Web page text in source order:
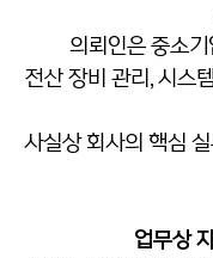
의뢰인은 중소
전산 장비 관리, 시스
사실상 회사의 핵심
업무상